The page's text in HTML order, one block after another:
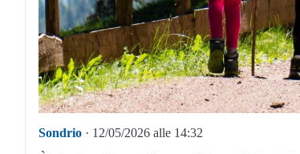
Sondrio · 12/05/2026 alle 14:32